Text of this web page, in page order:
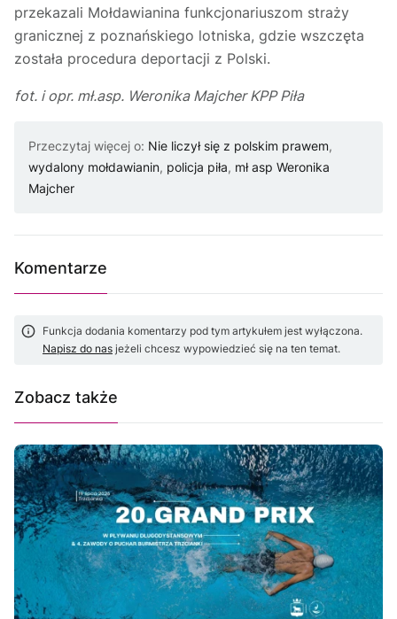
przekazali Mołdawianina funkcjonariuszom straży
granicznej z poznańskiego lotniska, gdzie wszczęta
została procedura deportacji z Polski.
fot. i opr. mł.asp. Weronika Majcher KPP Piła
Przeczytaj więcej o: Nie liczył się z polskim prawem,
wydalony mołdawianin, policja piła, mł asp Weronika
Majcher
Komentarze
Funkcja dodania komentarzy pod tym artykułem jest wyłączona.
Napisz do nas jeżeli chcesz wypowiedzieć się na ten temat.
Zobacz także